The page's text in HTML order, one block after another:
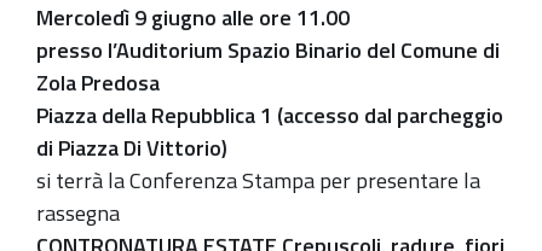
Mercoledì 9 giugno alle ore 11.00
presso l’Auditorium Spazio Binario del Comune di
Zola Predosa
Piazza della Repubblica 1 (accesso dal parcheggio
di Piazza Di Vittorio)
si terrà la Conferenza Stampaper presentare la
rassegna